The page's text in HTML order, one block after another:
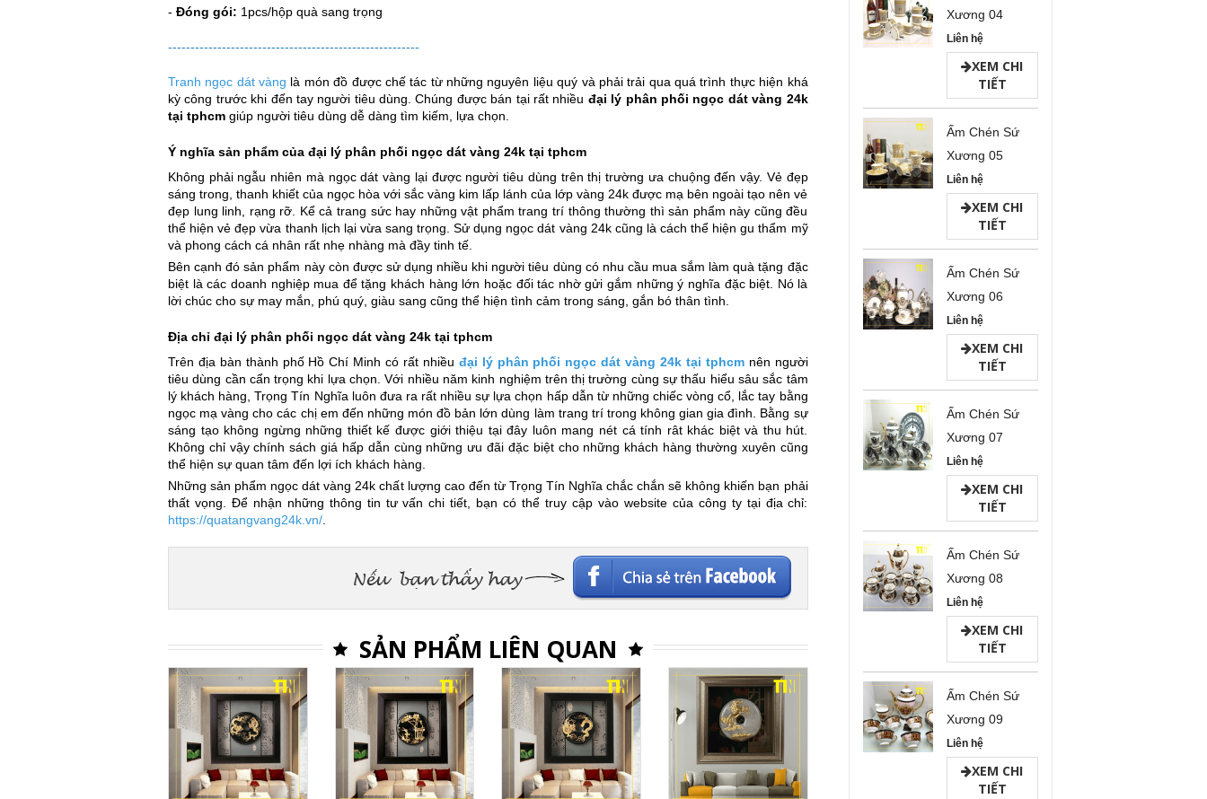
- Đóng gói: 1pcs/hộp quà sang trọng
--------------------------------------------------------
Tranh ngọc dát vàng là món đồ được chế tác từ những nguyên liệu quý và phải trải qua quá trình thực hiện khá
kỳ công trước khi đến tay người tiêu dùng. Chúng được bán tại rất nhiều đại lý phân phối ngọc dát vàng 24k
tại tphcm giúp người tiêu dùng dễ dàng tìm kiếm, lựa chọn.
Ý nghĩa sản phẩm của đại lý phân phối ngọc dát vàng 24k tại tphcm
Không phải ngẫu nhiên mà ngọc dát vàng lại được người tiêu dùng trên thị trường ưa chuộng đến vậy. Vẻ đẹp
sáng trong, thanh khiết của ngọc hòa với sắc vàng kim lấp lánh của lớp vàng 24k được mạ bên ngoài tạo nên vẻ
đẹp lung linh, rạng rỡ. Kể cả trang sức hay những vật phẩm trang trí thông thường thì sản phẩm này cũng đều
thể hiện vẻ đẹp vừa thanh lịch lại vừa sang trọng. Sử dụng ngọc dát vàng 24k cũng là cách thể hiện gu thẩm mỹ
và phong cách cá nhân rất nhẹ nhàng mà đầy tinh tế.
Bên cạnh đó sản phẩm này còn được sử dụng nhiều khi người tiêu dùng có nhu cầu mua sắm làm quà tặng đặc
biệt là các doanh nghiệp mua để tặng khách hàng lớn hoặc đối tác nhờ gửi gắm những ý nghĩa đặc biệt. Nó là
lời chúc cho sự may mắn, phú quý, giàu sang cũng thể hiện tình cảm trong sáng, gắn bó thân tình.
Địa chỉ đại lý phân phối ngọc dát vàng 24k tại tphcm
Trên địa bàn thành phố Hồ Chí Minh có rất nhiều đại lý phân phối ngọc dát vàng 24k tại tphcmnên người
tiêu dùng cần cẩn trọng khi lựa chọn. Với nhiều năm kinh nghiệm trên thị trường cùng sự thấu hiểu sâu sắc tâm
lý khách hàng, Trọng Tín Nghĩa luôn đưa ra rất nhiều sự lựa chọn hấp dẫn từ những chiếc vòng cổ, lắc tay bằng
ngọc mạ vàng cho các chị em đến những món đồ bản lớn dùng làm trang trí trong không gian gia đình. Bằng sự
sáng tạo không ngừng những thiết kế được giới thiệu tại đây luôn mang nét cá tính rât khác biệt và thu hút.
Không chỉ vậy chính sách giá hấp dẫn cùng những ưu đãi đặc biệt cho những khách hàng thường xuyên cũng
thể hiện sự quan tâm đến lợi ích khách hàng.
Những sản phẩm ngọc dát vàng 24k chất lượng cao đến từ Trọng Tín Nghĩa chắc chắn sẽ không khiến bạn phải
thất vọng. Để nhận những thông tin tư vấn chi tiết, bạn có thể truy cập vào website của công ty tại địa chỉ:
https://quatangvang24k.vn/.
Facebook
SẢN PHẨM LIÊN QUAN
Xương 04
Liên hệ
XEM CHI
TIẾT
Ấm Chén Sứ
Xương 05
Liên hệ
XEM CHI
TIẾT
Ấm Chén Sứ
Xương 06
Liên hệ
XEM CHI
TIẾT
Ấm Chén Sứ
Xương 07
Liên hệ
XEM CHI
TIẾT
Ấm Chén Sứ
Xương 08
Liên hệ
XEM CHI
TIẾT
Ấm Chén Sứ
Xương 09
Liên hệ
XEM CHI
TIẾT